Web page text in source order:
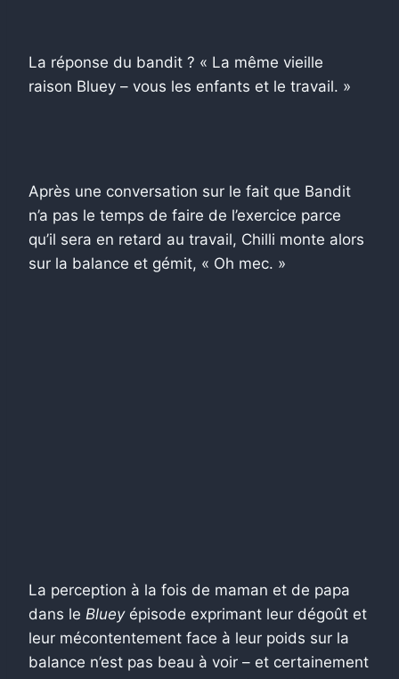
La réponse du bandit ? « La même vieille
raison Bluey – vous les enfants et le travail. »
Après une conversation sur le fait que Bandit
n’a pas le temps de faire de l’exercice parce
qu’il sera en retard au travail, Chilli monte alors
sur la balance et gémit, « Oh mec. »
La perception à la fois de maman et de papa
dans le Blueyépisode exprimant leur dégoût et
leur mécontentement face à leur poids sur la
balance n’est pas beau à voir – et certainement